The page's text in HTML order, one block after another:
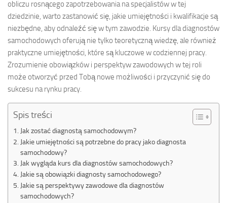
obliczu rosnącego zapotrzebowania na specjalistów w tej
dziedzinie, warto zastanowić się, jakie umiejętności i kwalifikacje są
niezbędne, aby odnaleźć się w tym zawodzie. Kursy dla diagnostów
samochodowych oferują nie tylko teoretyczną wiedzę, ale również
praktyczne umiejętności, które są kluczowe w codziennej pracy.
Zrozumienie obowiązków i perspektyw zawodowych w tej roli
może otworzyć przed Tobą nowe możliwości i przyczynić się do
sukcesu na rynku pracy.
Spis treści
Jak zostać diagnostą samochodowym?
Jakie umiejętności są potrzebne do pracy jako diagnosta
samochodowy?
Jak wygląda kurs dla diagnostów samochodowych?
Jakie są obowiązki diagnosty samochodowego?
Jakie są perspektywy zawodowe dla diagnostów
samochodowych?